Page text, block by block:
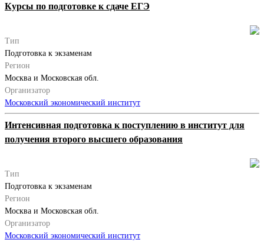
Курсы по подготовке к сдаче ЕГЭ
Тип
Подготовка к экзаменам
Регион
Москва и Московская обл.
Организатор
Московский экономический институт
Интенсивная подготовка к поступлению в институт для
получения второго высшего образования
Тип
Подготовка к экзаменам
Регион
Москва и Московская обл.
Организатор
Московский экономический институт